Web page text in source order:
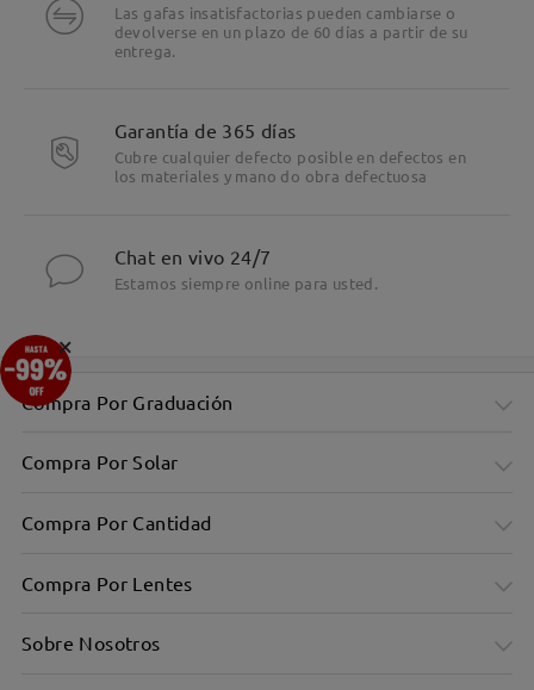
Las gafas insatisfactorias pueden cambiarse o
devolverse en un plazo de 60 días a partir de su
entrega.
Garantía de 365 días
Cubre cualquier defecto posible en defectos en
los materiales y mano do obra defectuosa
Chat en vivo 24/7
Estamos siempre online para usted.
Compra Por Graduación
Compra Por Solar
Compra Por Cantidad
Compra Por Lentes
Sobre Nosotros
×